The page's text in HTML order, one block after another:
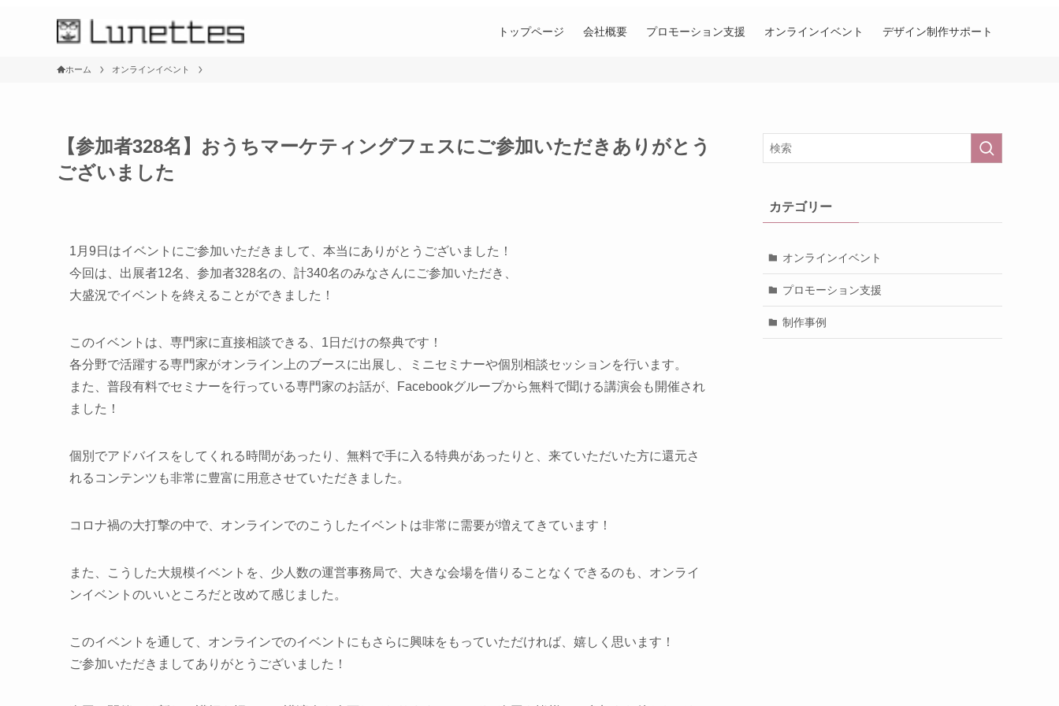
トップページ 会社概要 プロモーション支援 オンラインイベント デザイン制作サポート
ホーム オンラインイベント
【参加者328名】おうちマーケティングフェスにご参加いただきありがとう
ございました
1月9日はイベントにご参加いただきまして、本当にありがとうございました！
今回は、出展者12名、参加者328名の、計340名のみなさんにご参加いただき、
大盛況でイベントを終えることができました！
このイベントは、専門家に直接相談できる、1日だけの祭典です！
各分野で活躍する専門家がオンライン上のブースに出展し、ミニセミナーや個別相談セッションを行います。
また、普段有料でセミナーを行っている専門家のお話が、Facebookグループから無料で聞ける講演会も開催され
ました！
個別でアドバイスをしてくれる時間があったり、無料で手に入る特典があったりと、来ていただいた方に還元さ
れるコンテンツも非常に豊富に用意させていただきました。
コロナ禍の大打撃の中で、オンラインでのこうしたイベントは非常に需要が増えてきています！
また、こうした大規模イベントを、少人数の運営事務局で、大きな会場を借りることなくできるのも、オンライ
ンイベントのいいところだと改めて感じました。
このイベントを通して、オンラインでのイベントにもさらに興味をもっていただければ、嬉しく思います！
ご参加いただきましてありがとうございました！
カテゴリー
オンラインイベント
プロモーション支援
制作事例